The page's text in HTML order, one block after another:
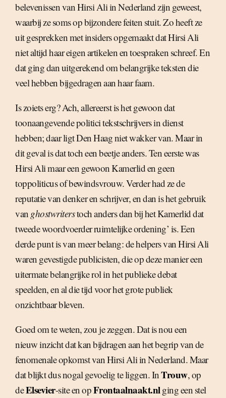
belevenissen van Hirsi Ali in Nederland zijn geweest,
waarbij ze soms op bijzondere feiten stuit. Zo heeft ze
uit gesprekken met insiders opgemaakt dat Hirsi Ali
niet altijd haar eigen artikelen en toespraken schreef. En
dat ging dan uitgerekend om belangrijke teksten die
veel hebben bijgedragen aan haar faam.
Is zoiets erg? Ach, allereerst is het gewoon dat
toonaangevende politici tekstschrijvers in dienst
hebben; daar ligt Den Haag niet wakker van. Maar in
dit geval is dat toch een beetje anders. Ten eerste was
Hirsi Ali maar een gewoon Kamerlid en geen
toppoliticus of bewindsvrouw. Verder had ze de
reputatie van denker en schrijver, en dan is het gebruik
van ghostwriterstoch anders dan bij het Kamerlid dat
tweede woordvoerder ruimtelijke ordening’ is. Een
derde punt is van meer belang: de helpers van Hirsi Ali
waren gevestigde publicisten, die op deze manier een
uitermate belangrijke rol in het publieke debat
speelden, en al die tijd voor het grote publiek
onzichtbaar bleven.
Goed om te weten, zou je zeggen. Dat is nou een
nieuw inzicht dat kan bijdragen aan het begrip van de
fenomenale opkomst van Hirsi Ali in Nederland. Maar
dat blijkt dus nogal gevoelig te liggen. InTrouw, op
deElsevier-site en opFrontaalnaakt.nlging een stel